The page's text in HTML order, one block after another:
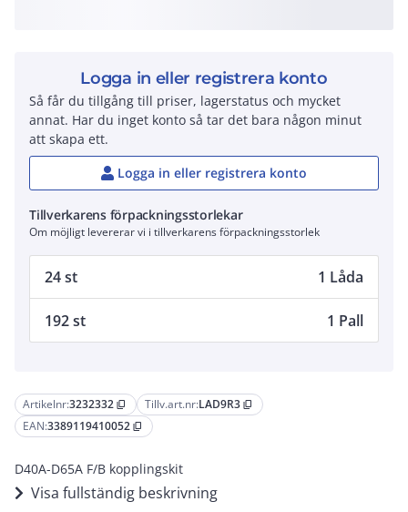
Artikelnr:3232332 content_copy Tillv.art.nr:LAD9R3 content_copy
EAN:3389119410052 content_copy
D40A-D65A F/B kopplingskit
Visa fullständig beskrivning
Logga in eller registrera konto
Så får du tillgång till priser, lagerstatus och mycket
annat. Har du inget konto så tar det bara någon minut
att skapa ett.
Logga in eller registrera konto
Tillverkarens förpackningsstorlekar
Om möjligt levererar vi i tillverkarens förpackningsstorlek
24 st 1 Låda
192 st 1 Pall